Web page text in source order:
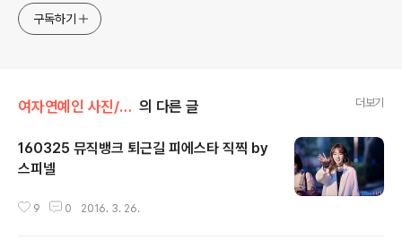
구독하기
여자연예인 사진/피에스타 의 다른 글 더보기
160325 뮤직뱅크 퇴근길 피에스타 직찍 by
스피넬
9 0 2016. 3. 26.